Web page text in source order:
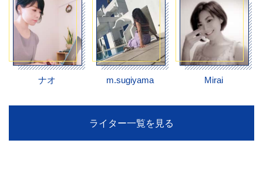
ナオ m.sugiyama Mirai
ライター一覧を見る